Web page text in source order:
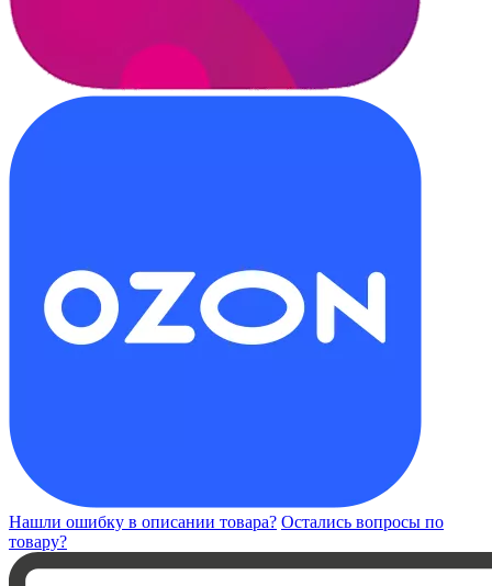
Нашли ошибку в описании товара? Остались вопросы по
товару?